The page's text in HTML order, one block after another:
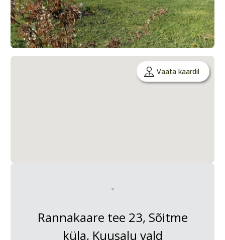
Vaata kaardil
Rannakaare tee 23, Sõitme
küla, Kuusalu vald